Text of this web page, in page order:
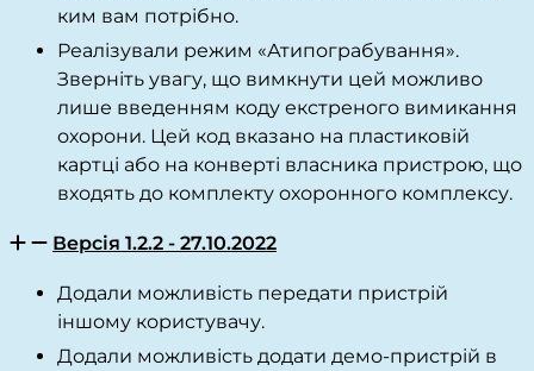
ким вам потрібно.
Реалізували режим «Атипограбування».
Зверніть увагу, що вимкнути цей можливо
лише введенням коду екстреного вимикання
охорони. Цей код вказано на пластиковій
картці або на конверті власника пристрою, що
входять до комплекту охоронного комплексу.
Версія 1.2.2 - 27.10.2022
Додали можливість передати пристрій
іншому користувачу.
Додали можливість додати демо-пристрій в